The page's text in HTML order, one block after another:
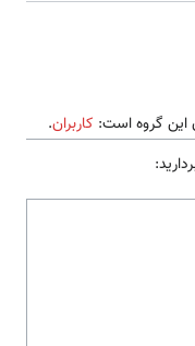
این گروه است: کاربران.